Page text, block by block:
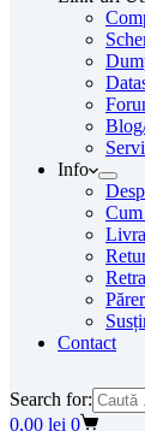
Info
Cum
Contact
Search for:
Coș
0,00 lei 0